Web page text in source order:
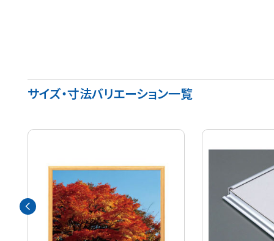
サイズ・寸法バリエーション一覧